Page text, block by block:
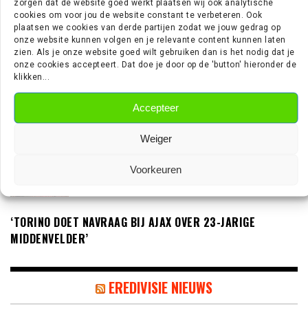
zorgen dat de website goed werkt plaatsen wij ook analytische
cookies om voor jou de website constant te verbeteren. Ook
plaatsen we cookies van derde partijen zodat we jouw gedrag op
onze website kunnen volgen en je relevante content kunnen laten
zien. Als je onze website goed wilt gebruiken dan is het nodig dat je
onze cookies accepteert. Dat doe je door op de 'button' hieronder de
klikken...
Accepteer
Weiger
Voorkeuren
GAAN MET DE KNVB’
‘TEUN KOOPMEINERS STAAT VOOR
‘AJAX IN GESPREK MET FRANSE
GROOTMACHT PARIS SAINT-GERMAIN’
‘TORINO DOET NAVRAAG BIJ AJAX OVER 23-JARIGE
MIDDENVELDER’
EREDIVISIE NIEUWS